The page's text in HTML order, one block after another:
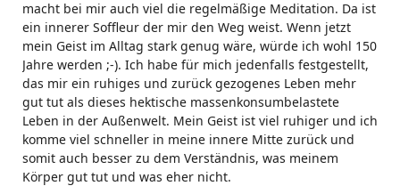
macht bei mir auch viel die regelmäßige Meditation. Da ist
ein innerer Soffleur der mir den Weg weist. Wenn jetzt
mein Geist im Alltag stark genug wäre, würde ich wohl 150
Jahre werden ;-). Ich habe für mich jedenfalls festgestellt,
das mir ein ruhiges und zurück gezogenes Leben mehr
gut tut als dieses hektische massenkonsumbelastete
Leben in der Außenwelt. Mein Geist ist viel ruhiger und ich
komme viel schneller in meine innere Mitte zurück und
somit auch besser zu dem Verständnis, was meinem
Körper gut tut und was eher nicht.